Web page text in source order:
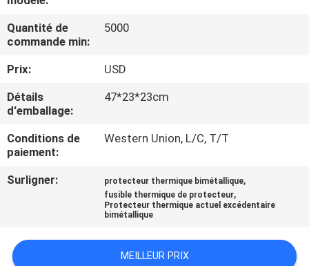
NOUS
VISITE
D'USINE
CONTRÔLE
DE
LA
CONTACT
Quantité de
commande min:
5000
Prix:
USD
Détails
d'emballage:
47*23*23cm
Conditions de
paiement:
Western Union, L/C, T/T
Surligner: protecteur thermique bimétallique,
fusible thermique de protecteur,
Protecteur thermique actuel excédentaire
bimétallique
MEILLEUR PRIX